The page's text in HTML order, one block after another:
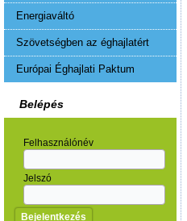
Energiaváltó
Szövetségben az éghajlatért
Európai Éghajlati Paktum
Belépés
Felhasználónév
Jelszó